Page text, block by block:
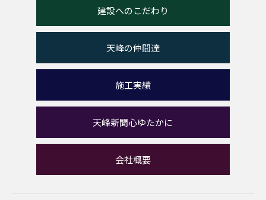
建設へのこだわり
天峰の仲間達
施工実績
天峰新聞心ゆたかに
会社概要